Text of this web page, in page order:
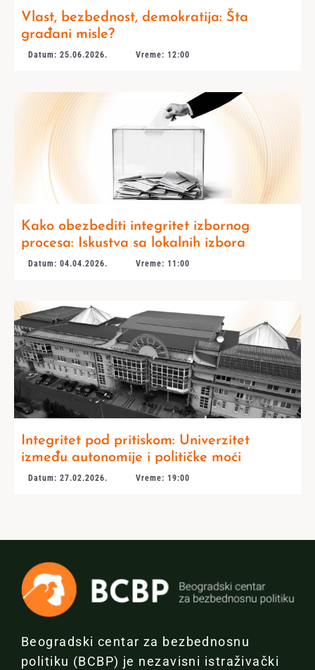
Vlast, bezbednost, demokratija: Šta
građani misle?
Datum: 25.06.2026. Vreme: 12:00
Kako obezbediti integritet izbornog
procesa: Iskustva sa lokalnih izbora
Datum: 04.04.2026. Vreme: 11:00
Integritet pod pritiskom: Univerzitet
između autonomije i političke moći
Datum: 27.02.2026. Vreme: 19:00
Beogradski centar za bezbednosnu
politiku (BCBP) je nezavisni istraživački